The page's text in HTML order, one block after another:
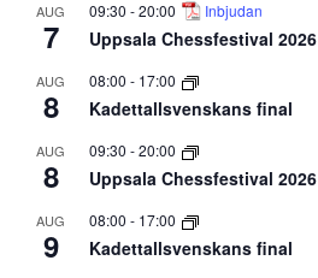
AUG
7
09:30 -20:00 Inbjudan
Uppsala Chessfestival 2026
AUG
8
08:00 - 17:00
Kadettallsvenskans final
AUG
8
09:30 -20:00
Uppsala Chessfestival 2026
AUG
9
08:00 - 17:00
Kadettallsvenskans final